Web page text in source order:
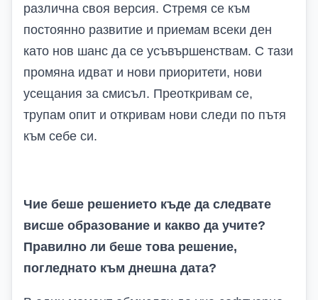
различна своя версия. Стремя се към
постоянно развитие и приемам всеки ден
като нов шанс да се усъвършенствам. С тази
промяна идват и нови приоритети, нови
усещания за смисъл. Преоткривам се,
трупам опит и откривам нови следи по пътя
към себе си.
Чие беше решението къде да следвате
висше образование и какво да учите?
Правилно ли беше това решение,
погледнато към днешна дата?